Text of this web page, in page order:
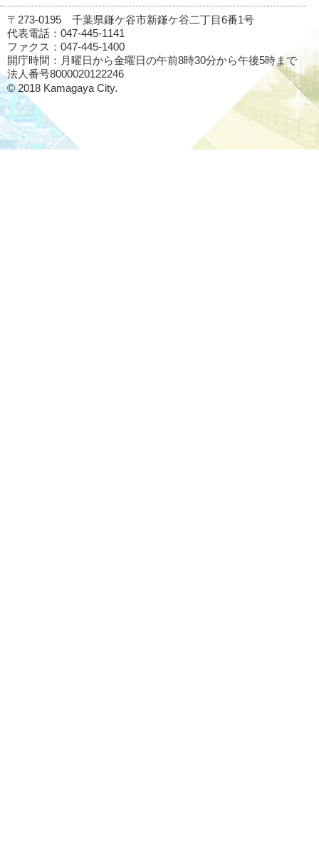
〒273-0195 千葉県鎌ケ谷市新鎌ケ谷二丁目6番1号
代表電話：047-445-1141
ファクス：047-445-1400
開庁時間：月曜日から金曜日の午前8時30分から午後5時まで
法人番号8000020122246
© 2018 Kamagaya City.